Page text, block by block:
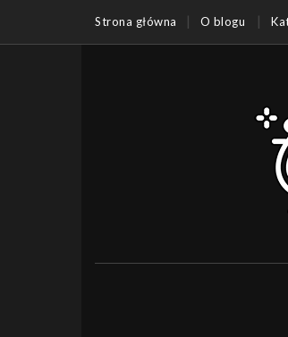
Strona główna O blogu